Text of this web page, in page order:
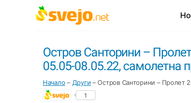
Остров Санторини –
05.05-08.05.22, самолетна
Начало – Други –Остров Санторини – Пролет
1